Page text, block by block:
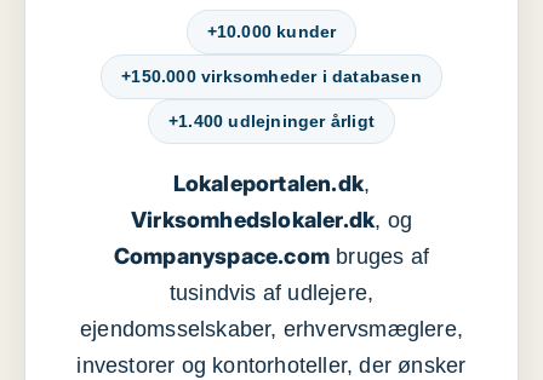
+10.000 kunder
+150.000 virksomheder i databasen
+1.400 udlejninger årligt
Lokaleportalen.dk,
Virksomhedslokaler.dk, og
Companyspace.com bruges af
tusindvis af udlejere,
ejendomsselskaber, erhvervsmæglere,
investorer og kontorhoteller, der ønsker